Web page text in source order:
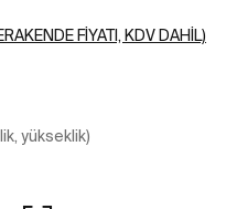
FIYATI, KDV DAHIL)
yükseklik)